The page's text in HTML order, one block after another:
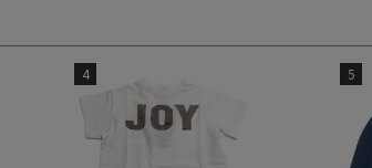
4 5